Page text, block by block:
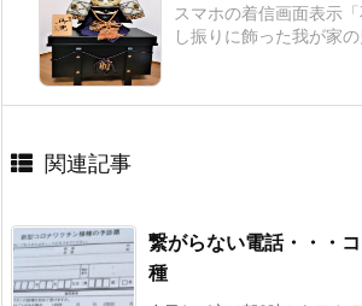
スマホの着信画面表示
し振りに飾った我が家の
関連記事
繋がらない電話・・・
種